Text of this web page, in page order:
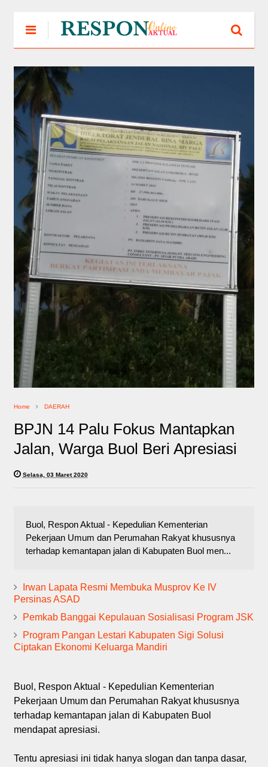
Home DAERAH
BPJN 14 Palu Fokus Mantapkan
Jalan, Warga Buol Beri Apresiasi
Selasa, 03 Maret 2020
Buol, Respon Aktual - Kepedulian Kementerian
Pekerjaan Umum dan Perumahan Rakyat khususnya
terhadap kemantapan jalan di Kabupaten Buol men...
Irwan Lapata Resmi Membuka Musprov Ke IV
Persinas ASAD
Pemkab Banggai Kepulauan Sosialisasi Program JSK
Program Pangan Lestari Kabupaten Sigi Solusi
Ciptakan Ekonomi Keluarga Mandiri
Buol, Respon Aktual - Kepedulian Kementerian
Pekerjaan Umum dan Perumahan Rakyat khususnya
terhadap kemantapan jalan di Kabupaten Buol
mendapat apresiasi.
Tentu apresiasi ini tidak hanya slogan dan tanpa dasar,